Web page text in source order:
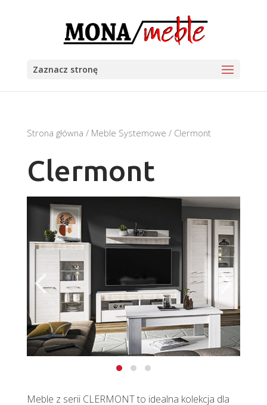
Zaznacz stronę
Strona główna / Meble Systemowe / Clermont
Clermont
Meble z serii CLERMONT to idealna kolekcja dla